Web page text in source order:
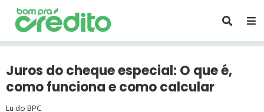
Juros do cheque especial: O que é,
como funciona e como calcular
Lu do BPC